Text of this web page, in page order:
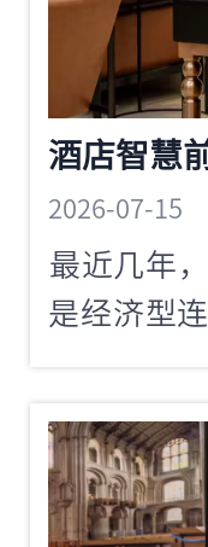
酒店智慧
2026-07-15
最近几年
是经济型
功能。今
好的智慧